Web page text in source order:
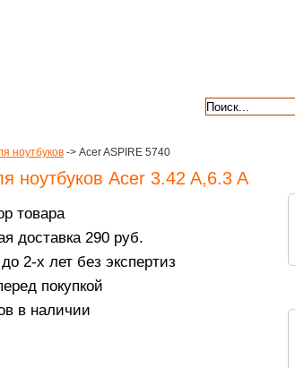
ноутбуков -> Acer ASPIRE 5740
ноутбуков Acer 3.42 A,6.3 A
товара
доставка 290 руб.
2-х лет без экспертиз
покупкой
в наличии